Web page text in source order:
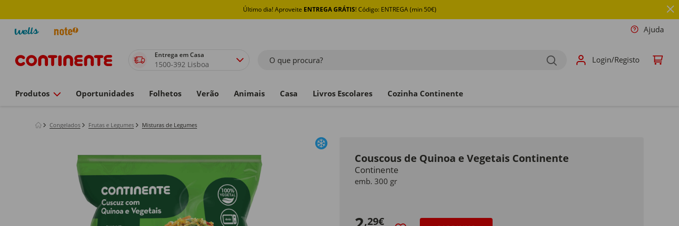
Último dia! Aproveite ENTREGA GRÁTIS! Código: ENTREGA (min 50€)
Ajuda
Entrega em Casa
1500-392 Lisboa O que procura? Login/Registo
Produtos Oportunidades Folhetos Verão Animais Casa Livros Escolares Cozinha Continente
Congelados Frutas e Legumes Misturas de Legumes
Couscous de Quinoa e Vegetais Continente
Continente
emb. 300 gr
,29€